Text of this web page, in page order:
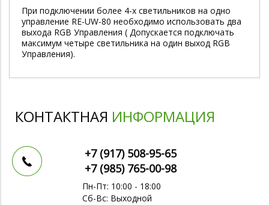
При подключении более 4-х светильников на одно
управление RE-UW-80 необходимо использовать два
выхода RGB Управления ( Допускается подключать
максимум четыре светильника на один выход RGB
Управления).
КОНТАКТНАЯ ИНФОРМАЦИЯ
+7 (917) 508-95-65
+7 (985) 765-00-98
Пн-Пт: 10:00 - 18:00
Сб-Вс: Выходной